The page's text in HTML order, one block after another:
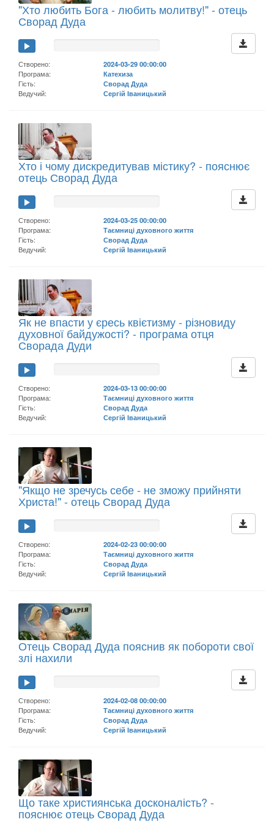
"Хто любить Бога - любить молитву!" - отець
Сворад Дуда
Створено:
2024-03-29 00:00:00
Програма:
Катехиза
Гість:
Сворад Дуда
Ведучий:
Сергій Іваницький
Хто і чому дискредитував містику? - пояснює
отець Сворад Дуда
Створено:
2024-03-25 00:00:00
Програма:
Таємниці духовного життя
Гість:
Сворад Дуда
Ведучий:
Сергій Іваницький
Як не впасти у єресь квієтизму - різновиду
духовної байдужості? - програма отця
Сворада Дуди
Створено:
2024-03-13 00:00:00
Програма:
Таємниці духовного життя
Гість:
Сворад Дуда
Ведучий:
Сергій Іваницький
"Якщо не зречусь себе - не зможу прийняти
Христа!" - отець Сворад Дуда
Створено:
2024-02-23 00:00:00
Програма:
Таємниці духовного життя
Гість:
Сворад Дуда
Ведучий:
Сергій Іваницький
Отець Сворад Дуда пояснив як побороти свої
злі нахили
Створено:
2024-02-08 00:00:00
Програма:
Таємниці духовного життя
Гість:
Сворад Дуда
Ведучий:
Сергій Іваницький
Що таке християнська досконалість? -
пояснює отець Сворад Дуда